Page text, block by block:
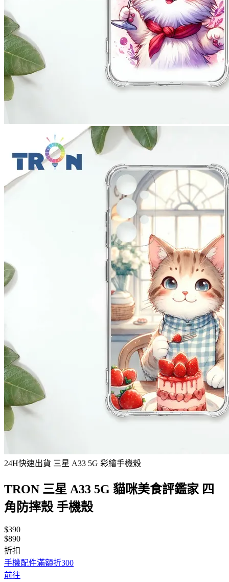
24H快速出貨 三星 A33 5G 彩繪手機殼
TRON 三星 A33 5G 貓咪美食評鑑家 四
角防摔殼 手機殼
$390
$890
折扣
手機配件滿額折300
前往